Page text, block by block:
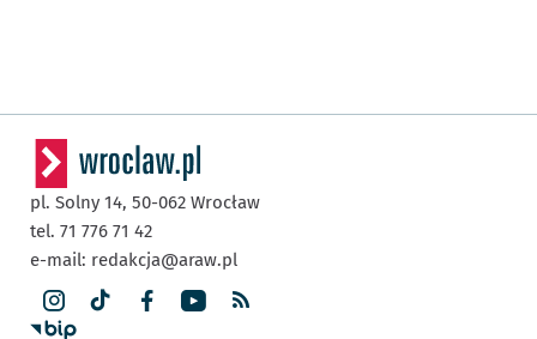
pl. Solny 14, 50-062 Wrocław
tel. 71 776 71 42
e-mail: redakcja@araw.pl